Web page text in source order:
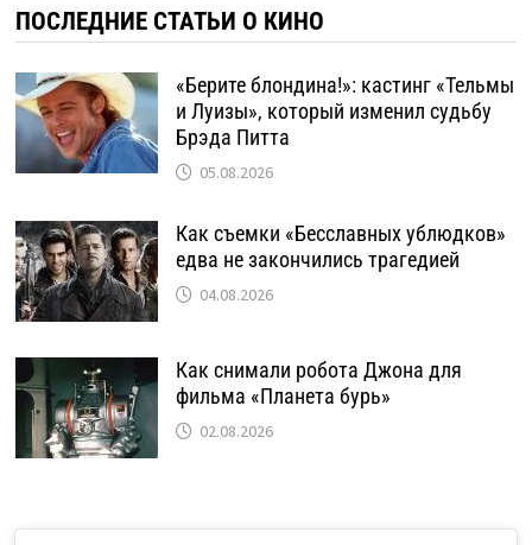
ПОСЛЕДНИЕ СТАТЬИ О КИНО
«Берите блондина!»: кастинг «Тельмы
и Луизы», который изменил судьбу
Брэда Питта
05.08.2026
Как съемки «Бесславных ублюдков»
едва не закончились трагедией
04.08.2026
Как снимали робота Джона для
фильма «Планета бурь»
02.08.2026